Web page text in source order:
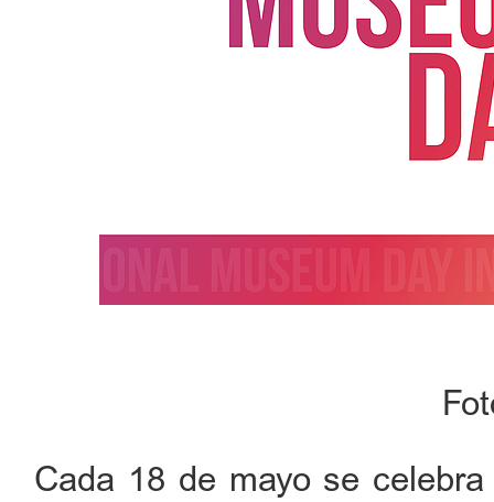
Cada 18 de mayo se